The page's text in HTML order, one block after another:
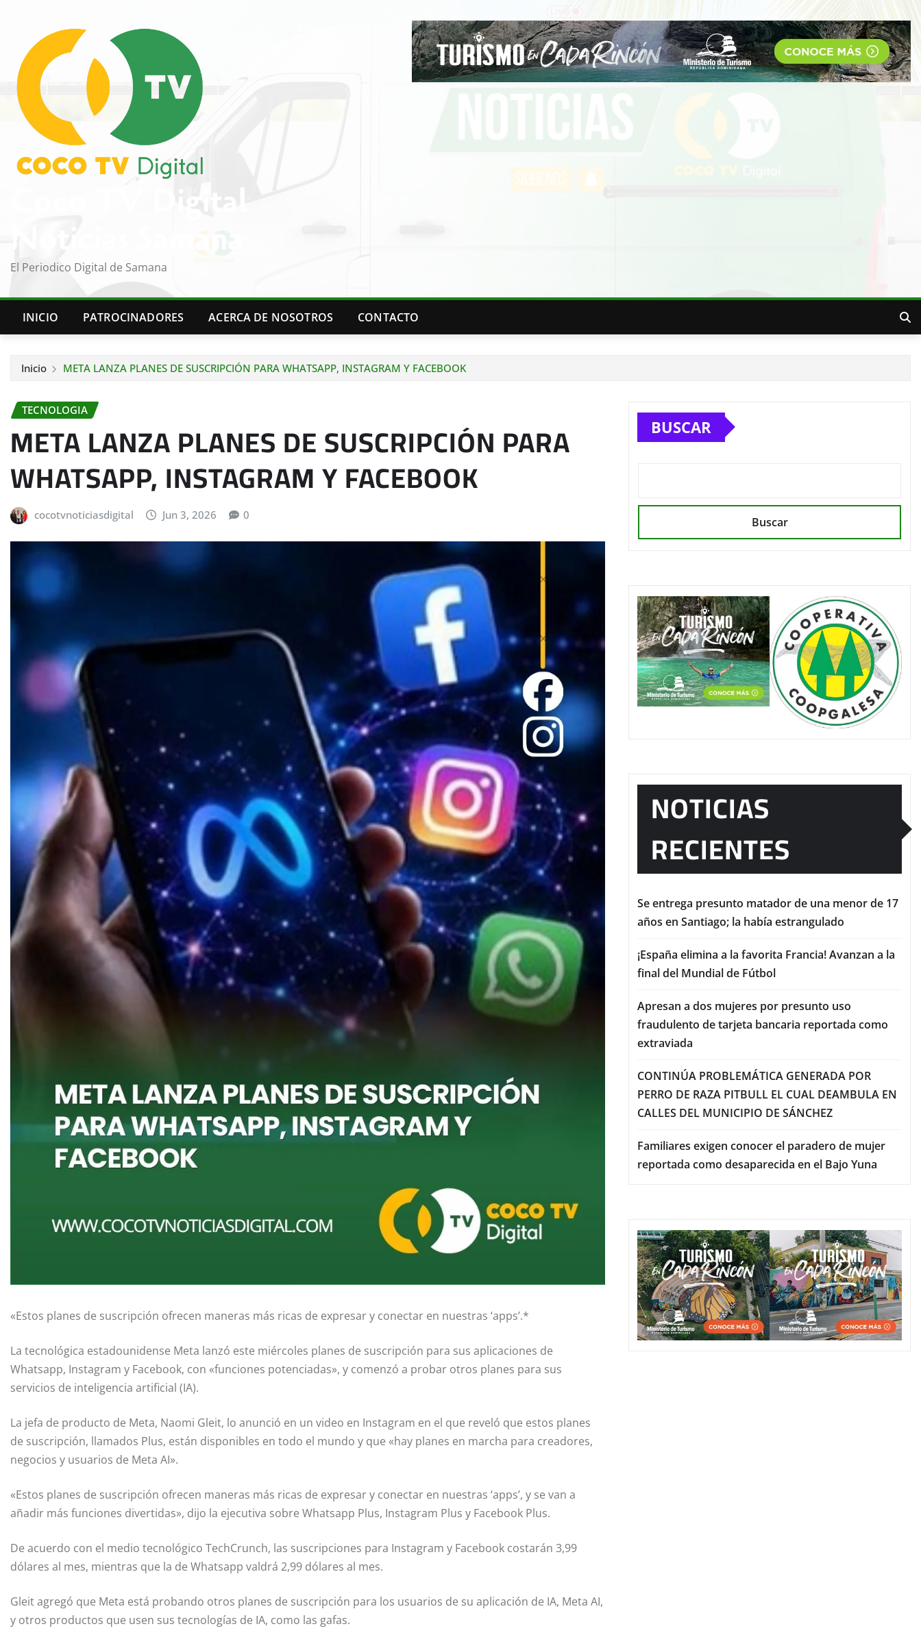
contenido
Noticias Samana
El Periodico Digital de Samana
INICIO PATROCINADORES ACERCA DE NOSOTROS CONTACTO
Inicio META LANZA PLANES DE SUSCRIPCIÓN PARA WHATSAPP, INSTAGRAM Y FACEBOOK
TECNOLOGIA
META LANZA PLANES DE SUSCRIPCIÓN PARA
WHATSAPP, INSTAGRAM Y FACEBOOK
cocotvnoticiasdigital Jun 3, 2026 0
«Estos planes de suscripción ofrecen maneras más ricas de expresar y conectar en nuestras ‘apps’.*
La tecnológica estadounidense Meta lanzó este miércoles planes de suscripción para sus aplicaciones de
Whatsapp, Instagram y Facebook, con «funciones potenciadas», y comenzó a probar otros planes para sus
servicios de inteligencia artificial (IA).
La jefa de producto de Meta, Naomi Gleit, lo anunció en un video en Instagram en el que reveló que estos planes
de suscripción, llamados Plus, están disponibles en todo el mundo y que «hay planes en marcha para creadores,
negocios y usuarios de Meta AI».
«Estos planes de suscripción ofrecen maneras más ricas de expresar y conectar en nuestras ‘apps’, y se van a
añadir más funciones divertidas», dijo la ejecutiva sobre Whatsapp Plus, Instagram Plus y Facebook Plus.
De acuerdo con el medio tecnológico TechCrunch, las suscripciones para Instagram y Facebook costarán 3,99
dólares al mes, mientras que la de Whatsapp valdrá 2,99 dólares al mes.
Gleit agregó que Meta está probando otros planes de suscripción para los usuarios de su aplicación de IA, Meta AI,
y otros productos que usen sus tecnologías de IA, como las gafas.
BUSCAR
Buscar
NOTICIAS
RECIENTES
Se entrega presunto matador de una menor de 17
años en Santiago; la había estrangulado
¡España elimina a la favorita Francia! Avanzan a la
final del Mundial de Fútbol
Apresan a dos mujeres por presunto uso
fraudulento de tarjeta bancaria reportada como
extraviada
CONTINÚA PROBLEMÁTICA GENERADA POR
PERRO DE RAZA PITBULL EL CUAL DEAMBULA EN
CALLES DEL MUNICIPIO DE SÁNCHEZ
Familiares exigen conocer el paradero de mujer
reportada como desaparecida en el Bajo Yuna